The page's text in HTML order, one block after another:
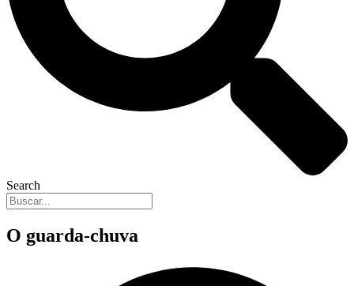
Search
O guarda-chuva